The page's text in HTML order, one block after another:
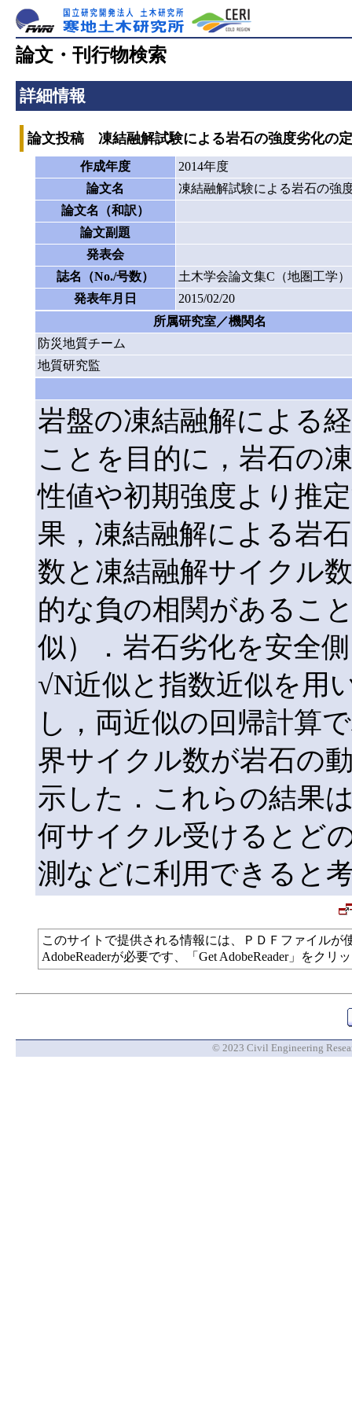
論文・刊行物検索
詳細情報
論文投稿 凍結融解試験による岩石の強度劣化の
作成年度
2014年度
論文名
凍結融解試験による岩石の強
論文名（和訳）
論文副題
発表会
誌名（No./号数）
土木学会論文集C（地圏工学）
発表年月日
2015/02/20
所属研究室／機関名
防災地質チーム
地質研究監
岩盤の凍結融解による
ことを目的に，岩石の
性値や初期強度より推
果，凍結融解による岩
数と凍結融解サイクル
的な負の相関があるこ
似）．岩石劣化を安全
√N近似と指数近似を用
し，両近似の回帰計算
界サイクル数が岩石の
示した．これらの結果
何サイクル受けるとど
測などに利用できると
このサイトで提供される情報には、ＰＤＦファイル
AdobeReaderが必要です、「Get AdobeReader」をク
© 2023 Civil Engineering